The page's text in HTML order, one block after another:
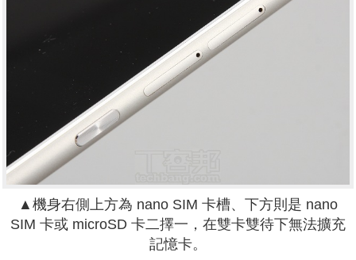
▲機身右側上方為 nano SIM 卡槽、下方則是 nano
SIM 卡或 microSD 卡二擇一，在雙卡雙待下無法擴充
記憶卡。